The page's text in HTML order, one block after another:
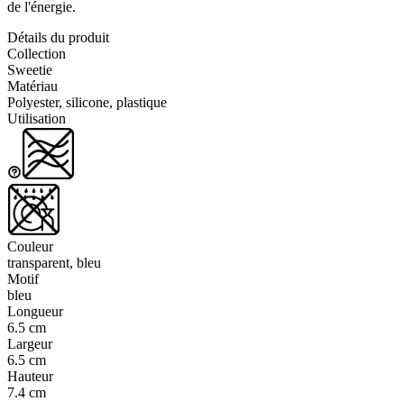
de l'énergie.
Détails du produit
Collection
Sweetie
Matériau
Polyester, silicone, plastique
Utilisation
Couleur
transparent, bleu
Motif
bleu
Longueur
6.5 cm
Largeur
6.5 cm
Hauteur
7.4 cm